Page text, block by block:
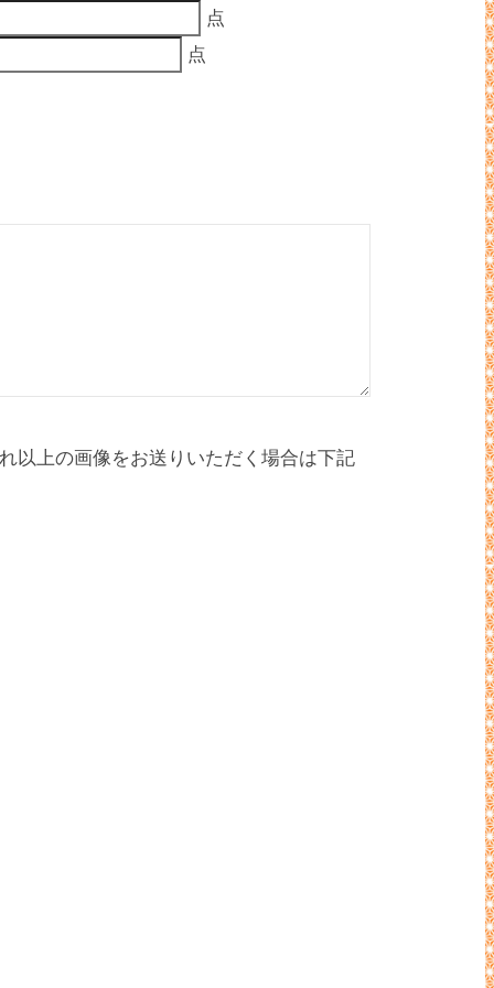
点
点
以上の画像をお送りいただく場合は下記